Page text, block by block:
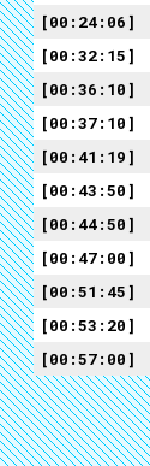
00:24:06
00:32:15
00:36:10
00:37:10
00:41:19
00:43:50
00:44:50
00:47:00
00:51:45
00:53:20
00:57:00